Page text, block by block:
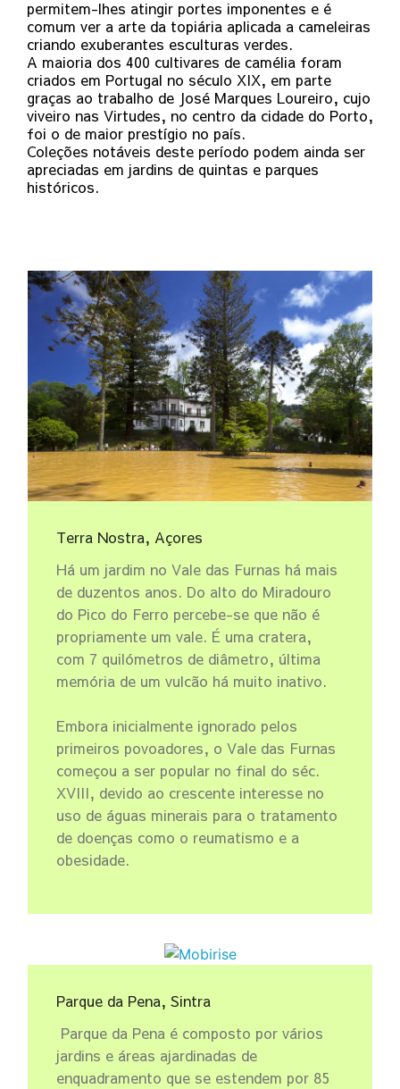
permitem-lhes atingir portes imponentes e é
comum ver a arte da topiária aplicada a cameleiras
criando exuberantes esculturas verdes.
A maioria dos 400 cultivares de camélia foram
criados em Portugal no século XIX, em parte
graças ao trabalho de José Marques Loureiro, cujo
viveiro nas Virtudes, no centro da cidade do Porto,
foi o de maior prestígio no país.
Coleções notáveis deste período podem ainda ser
apreciadas em jardins de quintas e parques
históricos.
Terra Nostra, Açores
Há um jardim no Vale das Furnas há mais
de duzentos anos. Do alto do Miradouro
do Pico do Ferro percebe-se que não é
propriamente um vale. É uma cratera,
com 7 quilómetros de diâmetro, última
memória de um vulcão há muito inativo.
Embora inicialmente ignorado pelos
primeiros povoadores, o Vale das Furnas
começou a ser popular no final do séc.
XVIII, devido ao crescente interesse no
uso de águas minerais para o tratamento
de doenças como o reumatismo e a
obesidade.
Parque da Pena, Sintra
Parque da Pena é composto por vários
jardins e áreas ajardinadas de
enquadramento que se estendem por 85